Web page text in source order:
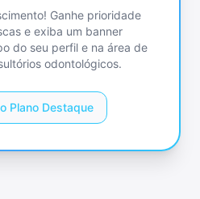
Ganhe prioridade
e exiba um banner
do seu perfil e na área de
odontológicos.
Plano Destaque